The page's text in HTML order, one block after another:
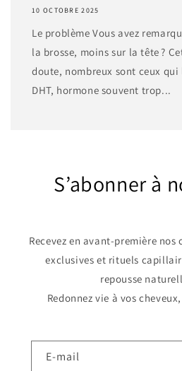
10 OCTOBRE 2025
Le problème Vous avez
la brosse, moins sur la tête ?
doute, nombreux sont ceux qui
DHT, hormone souvent trop...
S’abonner à
Recevez en avant-première nos
exclusives et rituels
repousse
Redonnez vie à vos
E-mail